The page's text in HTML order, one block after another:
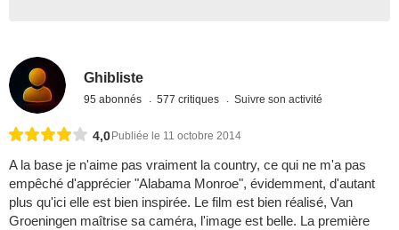
Ghibliste
95 abonnés 577 critiques Suivre son activité
4,0 Publiée le 11 octobre 2014
A la base je n'aime pas vraiment la country, ce qui ne m'a pas
empêché d'apprécier "Alabama Monroe", évidemment, d'autant
plus qu'ici elle est bien inspirée. Le film est bien réalisé, Van
Groeningen maîtrise sa caméra, l'image est belle. La première